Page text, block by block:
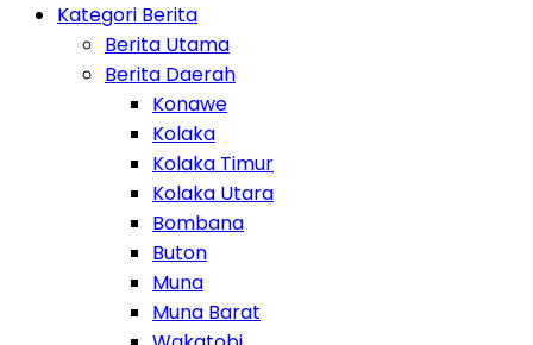
Kategori Berita
Berita Utama
Berita Daerah
Konawe
Kolaka
Kolaka Timur
Kolaka Utara
Bombana
Buton
Muna
Muna Barat